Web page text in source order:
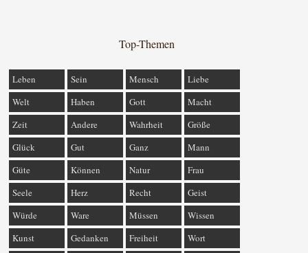
Top-Themen
Leben Sein Mensch
Liebe
Welt
Haben Gott
Macht
Zeit
Andere Wahrheit
Größe
Glück
Gut Ganz
Mann
Güte
Können Natur
Frau
Seele
Herz Recht
Geist
Würde
Ware Müssen
Wissen
Kunst
Gedanken Freiheit Wort